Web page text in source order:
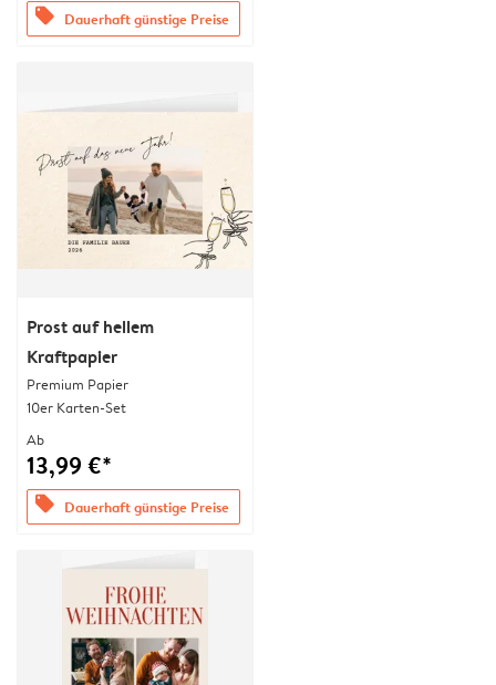
offers Dauerhaft günstige Preise
Prost auf hellem
Kraftpapier
Premium Papier
10er Karten-Set
Ab
13,99 €*
offers Dauerhaft günstige Preise